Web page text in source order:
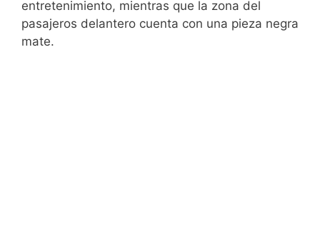
entretenimiento, mientras que la zona del
pasajeros delantero cuenta con una pieza negra
mate.